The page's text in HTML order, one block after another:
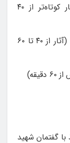
زمان فيلم‌ها: الف) مستندهای كوتاه (آثار کوتاه‌تر از ۴۰
ب) مستندهای نیمه‌بلند (آثار از ۴۰ تا ۶۰
با گفتمان شهید